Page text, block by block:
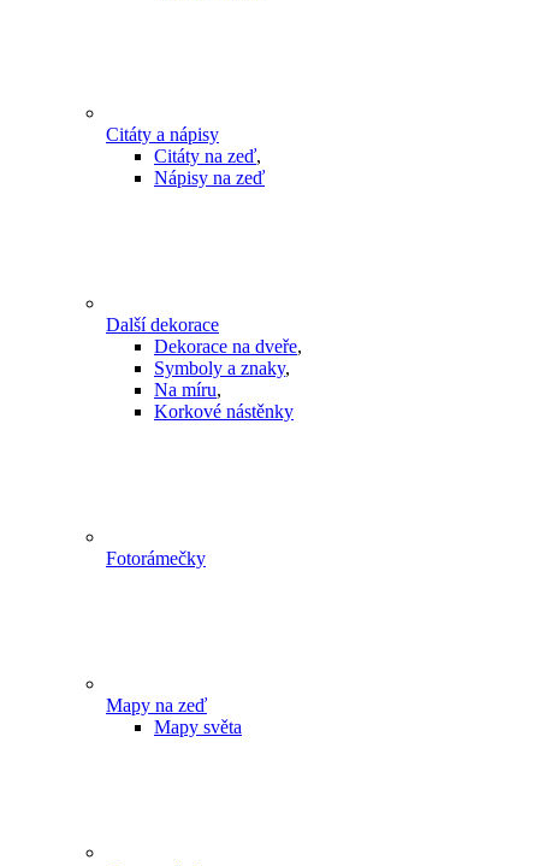
Citáty a nápisy
Citáty na zeď,
Nápisy na zeď
Další dekorace
Dekorace na dveře,
Symboly a znaky,
Na míru,
Korkové nástěnky
Fotorámečky
Mapy na zeď
Mapy světa